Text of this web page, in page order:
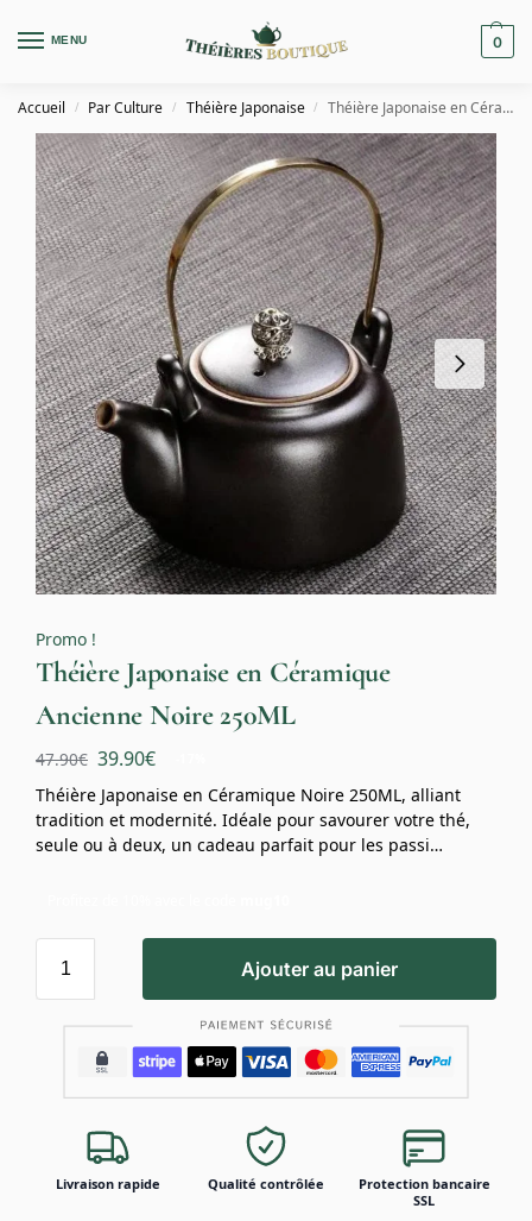
MENU 0
Accueil / Par Culture / Théière Japonaise / Théière Japonaise en Céramique Ancienne Noire 250ML
Promo !
Théière Japonaise en Céramique
Ancienne Noire 250ML
47.90€ 39.90€
Théière Japonaise en Céramique Noire 250ML, alliant
tradition et modernité. Idéale pour savourer votre thé,
seule ou à deux, un cadeau parfait pour les passi…
Ajouter au panier
Livraison rapide Qualité contrôlée
Protection bancaire
SSL